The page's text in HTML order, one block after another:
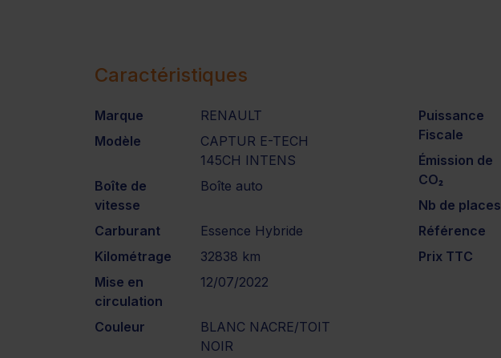
Caractéristiques
Marque
RENAULT
Modèle
CAPTUR E-TECH
145CH INTENS
Boîte de
vitesse
Boîte auto
Carburant
Essence Hybride
Kilométrage
32838 km
Mise en
circulation
12/07/2022
Couleur
BLANC NACRE/TOIT
NOIR
Puissance
Fiscale
Émission de
CO₂
Nb de places
Référence
Prix TTC